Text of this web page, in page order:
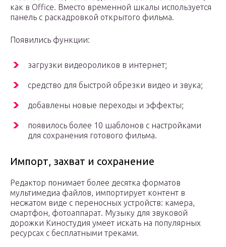
как в Office. Вместо временной шкалы используется
панель с раскадровкой открытого фильма.
Появились функции:
загрузки видеороликов в интернет;
средство для быстрой обрезки видео и звука;
добавлены новые переходы и эффекты;
появилось более 10 шаблонов с настройками
для сохранения готового фильма.
Импорт, захват и сохранение
Редактор понимает более десятка форматов
мультимедиа файлов, импортирует контент в
несжатом виде с переносных устройств: камера,
смартфон, фотоаппарат. Музыку для звуковой
дорожки Киностудия умеет искать на популярных
ресурсах с бесплатными треками.